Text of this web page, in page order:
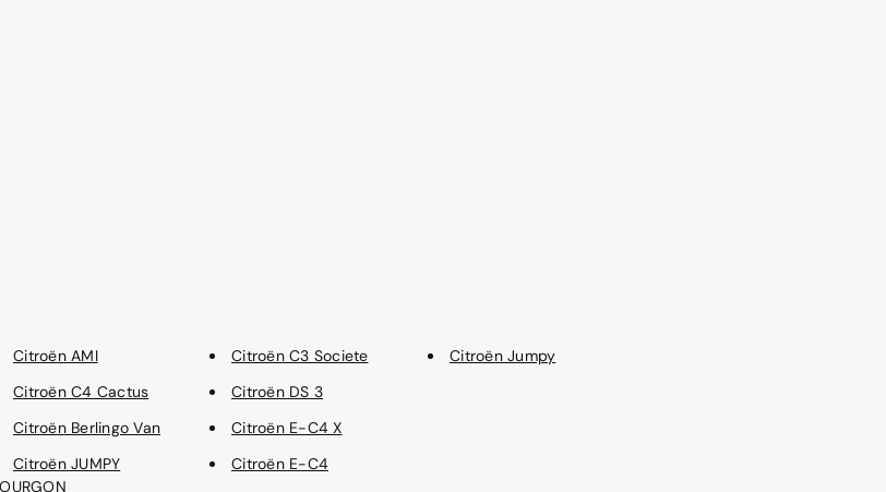
Citroën AMI
Citroën C4 Cactus
Citroën Berlingo Van
Citroën JUMPY
Citroën C3 Societe
Citroën DS 3
Citroën E-C4 X
Citroën E-C4
Citroën Jumpy